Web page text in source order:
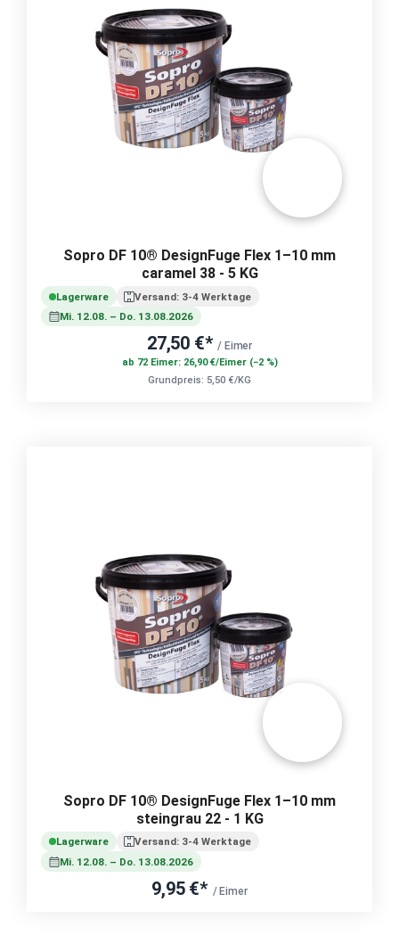
Sopro DF 10® DesignFuge Flex 1–10 mm
caramel 38 - 5 KG
Lagerware
Versand: 3-4 Werktage
Mi. 12.08. – Do. 13.08.2026
27,50 €* / Eimer
ab 72 Eimer: 26,90 €/Eimer (−2 %)
Grundpreis: 5,50 €/KG
Sopro DF 10® DesignFuge Flex 1–10 mm
steingrau 22 - 1 KG
Lagerware
Versand: 3-4 Werktage
Mi. 12.08. – Do. 13.08.2026
9,95 €* / Eimer